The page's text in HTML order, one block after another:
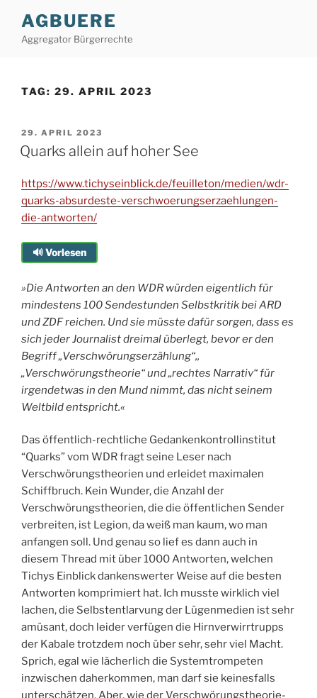
Inhalt
springen
AGBUERE
Aggregator Bürgerrechte
TAG: 29. APRIL 2023
VERÖFFENTLICHT
AM
29. APRIL 2023
Quarks allein auf hoher See
https://www.tichyseinblick.de/feuilleton/medien/wdr-
quarks-absurdeste-verschwoerungserzaehlungen-
die-antworten/
🔊 Vorlesen
»Die Antworten an den WDR würden eigentlich für
mindestens 100 Sendestunden Selbstkritik bei ARD
und ZDF reichen. Und sie müsste dafür sorgen, dass es
sich jeder Journalist dreimal überlegt, bevor er den
Begriff „Verschwörungserzählung“,,
„Verschwörungstheorie“ und „rechtes Narrativ“ für
irgendetwas in den Mund nimmt, das nicht seinem
Weltbild entspricht.«
Das öffentlich-rechtliche Gedankenkontrollinstitut
“Quarks” vom WDR fragt seine Leser nach
Verschwörungstheorien und erleidet maximalen
Schiffbruch. Kein Wunder, die Anzahl der
Verschwörungstheorien, die die öffentlichen Sender
verbreiten, ist Legion, da weiß man kaum, wo man
anfangen soll. Und genau so lief es dann auch in
diesem Thread mit über 1000 Antworten, welchen
Tichys Einblick dankenswerter Weise auf die besten
Antworten komprimiert hat. Ich musste wirklich viel
lachen, die Selbstentlarvung der Lügenmedien ist sehr
amüsant, doch leider verfügen die Hirnverwirrtrupps
der Kabale trotzdem noch über sehr, sehr viel Macht.
Sprich, egal wie lächerlich die Systemtrompeten
inzwischen daherkommen, man darf sie keinesfalls
unterschätzen. Aber, wie der Verschwörungstheorie-